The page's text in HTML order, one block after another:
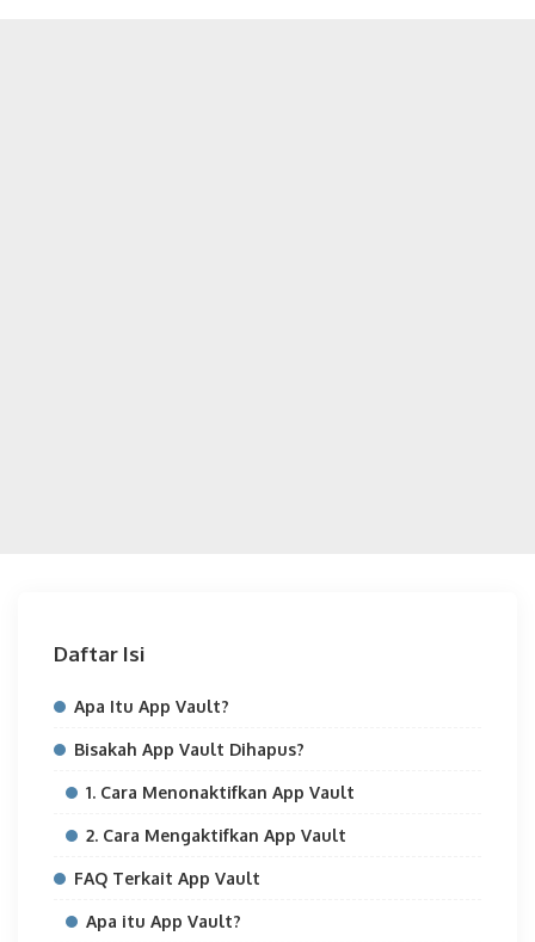
Daftar Isi
Apa Itu App Vault?
Bisakah App Vault Dihapus?
1. Cara Menonaktifkan App Vault
2. Cara Mengaktifkan App Vault
FAQ Terkait App Vault
Apa itu App Vault?